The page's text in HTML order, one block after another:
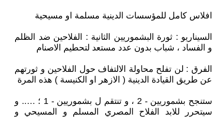
افلاس كامل للمؤسسات الدينية مسلمة او مسيحية
السيناريو : ثورة البشموريين الثانية : الفلاحين ضد الظلم
و الفساد ، شباب بدون عدد مستعد لتحطيم الاصنام
الفرق : لن تفلح محاولة الالتفاف حول الفلاحين و ثورتهم
عن طريق القيادة الدينية ( الازهر او الكنيسة ) هذه المرة
ستنجح بشموريين - 2 ، و تنتقم ل بشموريين - 1 ؛ ….. و
سيتحرر للابد الفلاح المصري المسلم و المسيحي و